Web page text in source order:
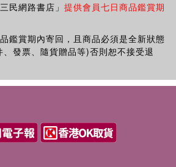
民網路書店」 提供會員七日商品鑑賞期
鑑賞期內寄回，且商品必須是全新狀態
發票、隨貨贈品等)否則恕不接受退